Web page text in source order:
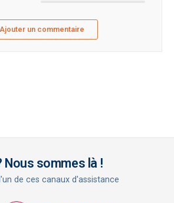
Ajouter un commentaire
Nous sommes là !
de ces canaux d'assistance